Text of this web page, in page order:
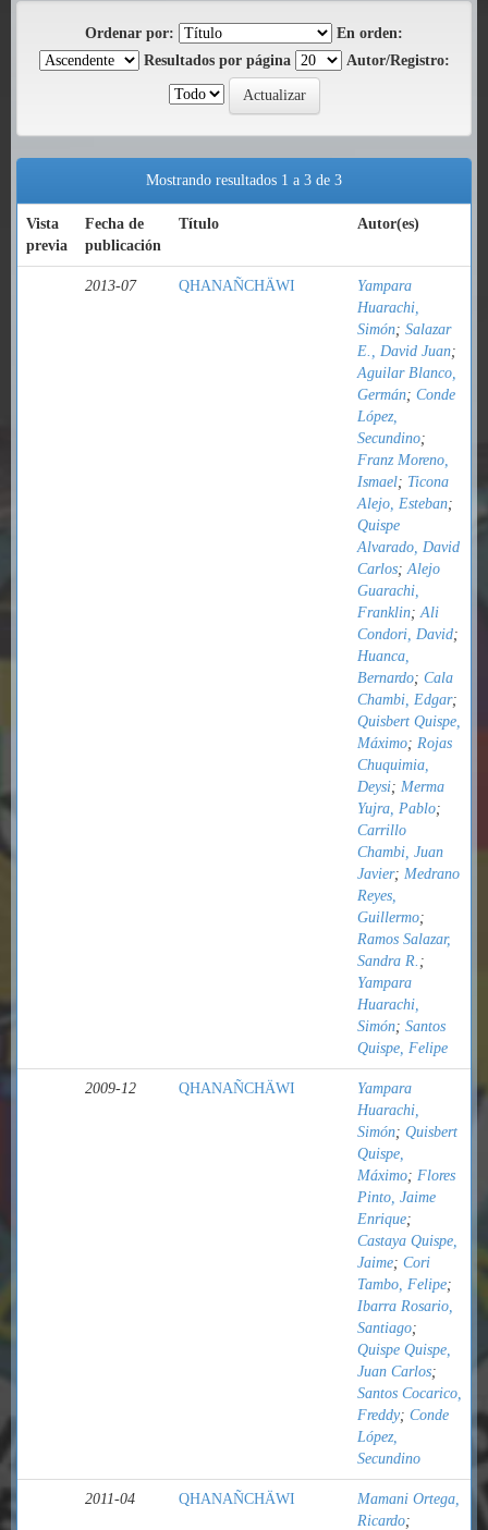
Ordenar por:
En orden:
Resultados por página
Autor/Registro:
Mostrando resultados 1 a 3 de 3
Vista
previa
Fecha de
publicación
Título Autor(es)
2013-07 QHANAÑCHÄWI
Yampara
Huarachi,
Simón; Salazar
E., David Juan;
Aguilar Blanco,
Germán; Conde
López,
Secundino;
Franz Moreno,
Ismael; Ticona
Alejo, Esteban;
Quispe
Alvarado, David
Carlos;Alejo
Guarachi,
Franklin;Ali
Condori, David;
Huanca,
Bernardo; Cala
Chambi, Edgar;
Quisbert Quispe,
Máximo; Rojas
Chuquimia,
Deysi; Merma
Yujra, Pablo;
Carrillo
Chambi, Juan
Javier; Medrano
Reyes,
Guillermo;
Ramos Salazar,
Sandra R. ;
Yampara
Huarachi,
Simón; Santos
Quispe, Felipe
2009-12 QHANAÑCHÄWI
Yampara
Huarachi,
Simón; Quisbert
Quispe,
Máximo; Flores
Pinto, Jaime
Enrique;
Castaya Quispe,
Jaime; Cori
Tambo, Felipe;
Ibarra Rosario,
Santiago;
Quispe Quispe,
Juan Carlos;
Santos Cocarico,
Freddy; Conde
López,
Secundino
2011-04 QHANAÑCHÄWI
Mamani Ortega,
Ricardo;